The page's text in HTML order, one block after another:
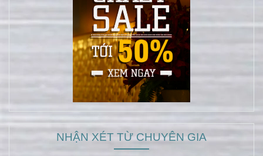
NHẬN XÉT TỪ CHUYÊN GIA